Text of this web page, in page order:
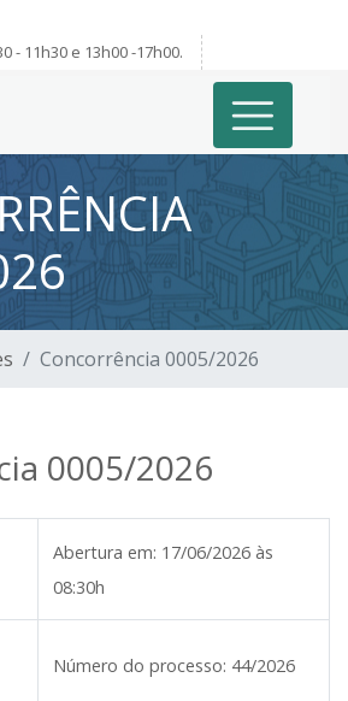
- 11h30 e 13h00 -17h00.
Concorrência 0005/2026
0005/2026
Abertura em: 17/06/2026 às
08:30h
Número do processo: 44/2026